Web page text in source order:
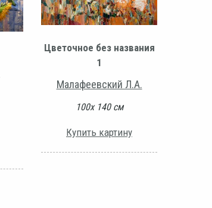
Цветочное без названия
1
Малафеевский Л.А.
100х 140 см
Купить картину